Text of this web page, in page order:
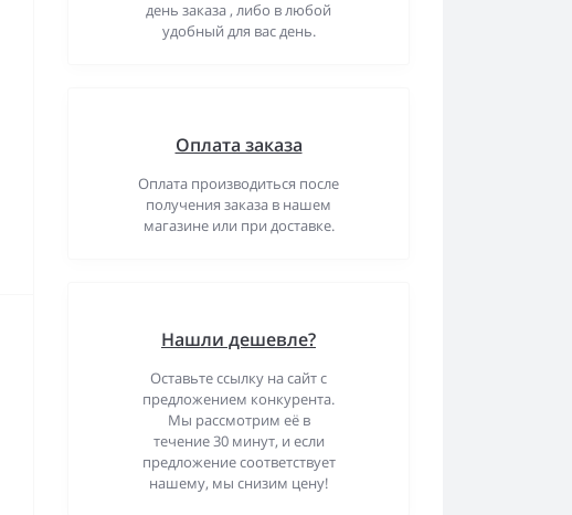
день заказа , либо в любой
удобный для вас день.
Оплата заказа
Оплата производиться после
получения заказа в нашем
магазине или при доставке.
Нашли дешевле?
Оставьте ссылку на сайт с
предложением конкурента.
Мы рассмотрим её в
течение 30 минут, и если
предложение соответствует
нашему, мы снизим цену!